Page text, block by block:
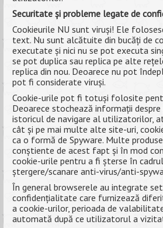
Securitate și probleme legate de
Cookieurile NU sunt viruși! Ele
text. Nu sunt alcătuite din bucăți de
executate și nici nu se pot executa
se pot duplica sau replica pe alte
replica din nou. Deoarece nu pot
pot fi considerate viruși.
Cookie-urile pot fi totuși folosite
Deoarece stochează informații
istoricul de navigare al utilizatorilor,
cât și pe mai multe alte site-uri,
ca o formă de Spyware. Multe
conștiente de acest fapt și în mod
cookie-urile pentru a fi șterse în
ștergere/scanare anti-virus/anti-
În general browserele au integrate
confidențialitate care furnizează
a cookie-urilor, perioada de
automată după ce utilizatorul a